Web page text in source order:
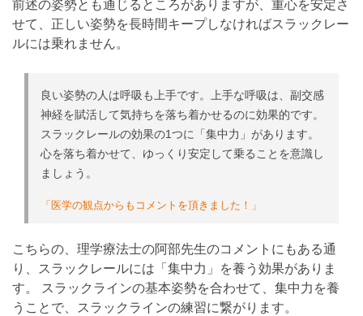
前述の姿勢とも通じるところがありますが、重心を安定さ
せて、正しい姿勢を長時間キープしなければスラックレー
ルには乗れません。
良い姿勢の人は呼吸も上手です。上手な呼吸は、副交感
神経を賦活して気持ちを落ち着かせるのに効果的です。
スラックレールの効果の1つに「集中力」があります。
心を落ち着かせて、ゆっくり安定して乗ることを意識し
ましょう。
「医学の観点からもコメントを頂きました！」
こちらの、理学療法士の阿部先生のコメントにもある通
り、スラックレールには「集中力」を養う効果がありま
す。 スラックラインの基本姿勢を合わせて、集中力を養
うことで、スラックラインの練習に繋がります。